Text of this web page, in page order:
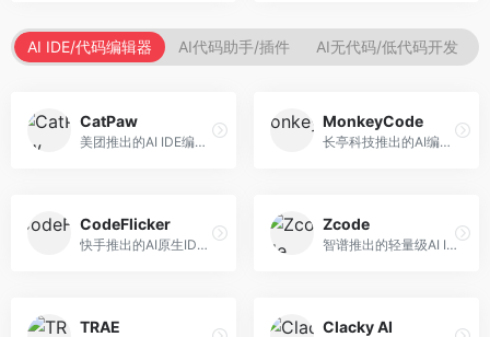
AI IDE/代码编辑器 AI代码助手/插件 AI无代码/低代码开发
CatPaw
美团推出的AI IDE编程工具，专注于本地开发生态。面向开发者，提供智能代码补全、代码生成、项目管理等服务，本地开发体验好。
MonkeyCode
长亭科技推出的AI编程助手，专注于安全开发。面向开发者，提供代码生成、安全检测、漏洞修复等服务，安全开发能力强。
CodeFlicker
快手推出的AI原生IDE，专注于短视频相关开发。面向快手生态开发者，提供代码生成、调试辅助等服务，与快手开发生态深度整合。
Zcode
智谱推出的轻量级AI IDE，基于GLM模型。面向开发者，提供智能代码补全、代码生成、错误检测等服务，中文编程支持好。
TRAE Clacky AI